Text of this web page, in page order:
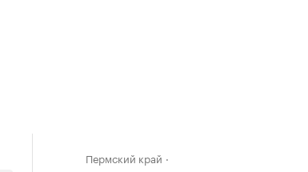
Пермский край